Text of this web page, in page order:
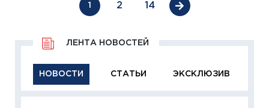
1 2 14
НОВОСТИ СТАТЬИ ЭКСКЛЮЗИВ
ЛЕНТА НОВОСТЕЙ